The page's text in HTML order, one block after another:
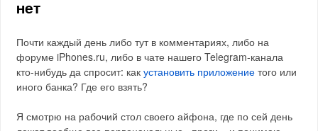
нет
Почти каждый день либо тут в комментариях, либо на
форуме iPhones.ru, либо в чате нашего Telegram-канала
кто-нибудь да спросит: какустановить приложение того или
иного банка? Где его взять?
Я смотрю на рабочий стол своего айфона, где по сей день